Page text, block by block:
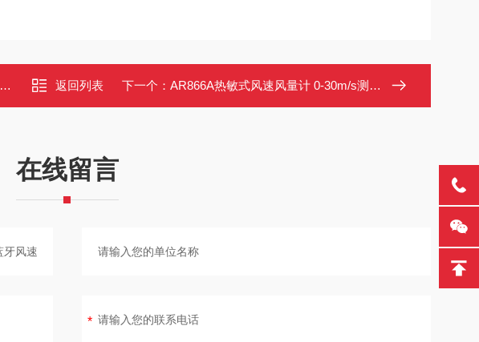
返回列表 下一个： AR866A热敏式风速风量计 0-30m/s测量 风量风温双测 热敏感应探头
在线留言